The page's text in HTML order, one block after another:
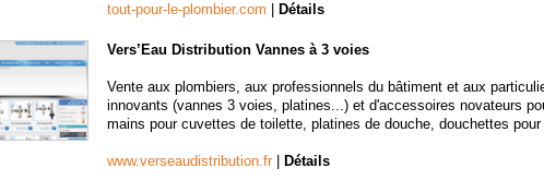
tout-pour-le-plombier.com Détails
Vers’Eau Distribution Vannes à 3 voies
Vente aux plombiers, aux professionnels du bâtiment et aux
innovants (vannes 3 voies, platines...) et d'accessoires novateurs
mains pour cuvettes de toilette, platines de douche, douchettes
www.verseaudistribution.fr Détails